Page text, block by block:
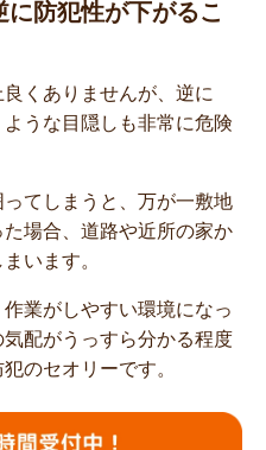
防犯性が下がるこ
くありませんが、逆に
ような目隠しも非常に危険
てしまうと、万が一敷地
場合、道路や近所の家か
います。
業がしやすい環境になっ
配がうっすら分かる程度
のセオリーです。